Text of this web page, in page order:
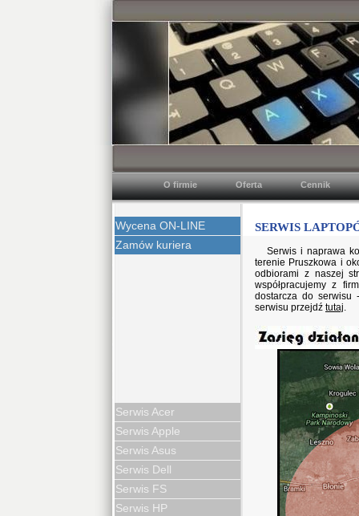
O firmie Oferta Cennik
Wycena ON-LINE
Zamów kuriera
Serwis Acer
Serwis Apple
Serwis Asus
Serwis Dell
Serwis FS
Serwis HP
SERWIS
Serwis i naprawa
terenie Pruszkowa i
odbiorami z naszej
współpracujemy z
dostarcza do serwisu
serwisu przejdź tutaj.